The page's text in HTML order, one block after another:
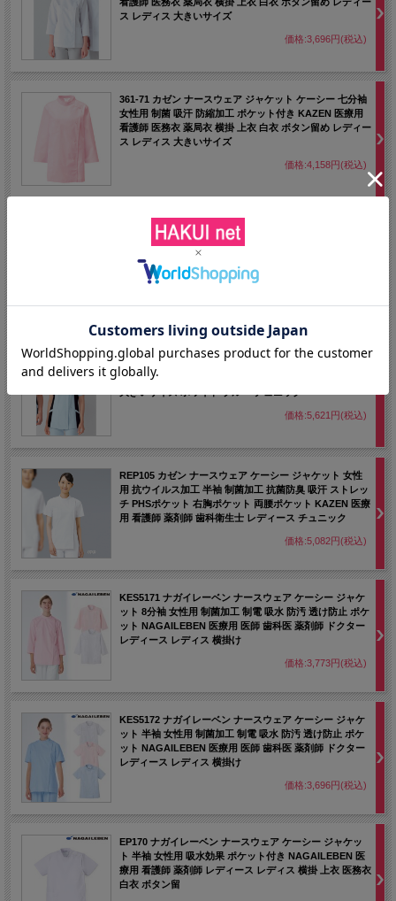
ス レディス 大きいサイズ
価格:3,696円(税込)
361-71 カゼン ナースウェア ジャケット ケーシー 七分袖
女性用 制菌 吸汗 防縮加工 ポケット付き KAZEN 医療用
看護師 医務衣 薬局衣 横掛 上衣 白衣 ボタン留め レディー
ス レディス 大きいサイズ
価格:4,158円(税込)
263-10 カゼン ナースウェア ケーシー ジャケット 半袖 女
性用 ストレッチ 工業洗濯可 制菌加工 透け防止 吸汗 制電
防汚 左胸ポケット 両腰ポケット KAZEN 医療 看護師 薬
剤師 レディース レディス 上衣 チュニック
084-21 カゼン ナースウェア ジャケット 女性用 ケーシー
透け防止 ストレッチ素材 工業洗濯可 制菌 吸汗 制電 防汚
KAZEN 看護衣 医療用 看護師用 白衣 ナース服 男女ペア
大きいサイズ ホワイト ブルー チュニック
価格:5,621円(税込)
REP105 カゼン ナースウェア ケーシー ジャケット 女性
用 抗ウイルス加工 半袖 制菌加工 抗菌防臭 吸汗 ストレッ
チ PHSポケット 右胸ポケット 両腰ポケット KAZEN 医療
用 看護師 薬剤師 歯科衛生士 レディース チュニック
価格:5,082円(税込)
KES5171 ナガイレーベン ナースウェア ケーシー ジャケ
ット 8分袖 女性用 制菌加工 制電 吸水 防汚 透け防止 ポケ
ット NAGAILEBEN 医療用 医師 歯科医 薬剤師 ドクター
レディース レディス 横掛け
価格:3,773円(税込)
KES5172 ナガイレーベン ナースウェア ケーシー ジャケ
ット 半袖 女性用 制菌加工 制電 吸水 防汚 透け防止 ポケ
ット NAGAILEBEN 医療用 医師 歯科医 薬剤師 ドクター
レディース レディス 横掛け
価格:3,696円(税込)
EP170 ナガイレーベン ナースウェア ケーシー ジャケッ
ト 半袖 女性用 吸水効果 ポケット付き NAGAILEBEN 医
療用 看護師 薬剤師 レディース レディス 横掛 上衣 医務衣
白衣 ボタン留